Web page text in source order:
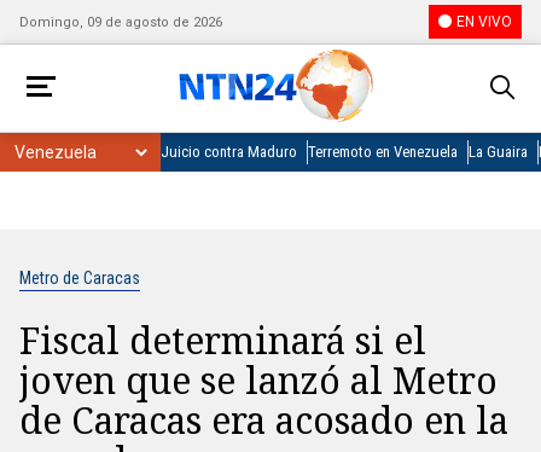
Domingo, 09 de agosto de 2026 EN VIVO
Juicio contra Maduro Terremoto en Venezuela La Guaira
Metro de Caracas
Fiscal determinará si el
joven que se lanzó al Metro
de Caracas era acosado en la